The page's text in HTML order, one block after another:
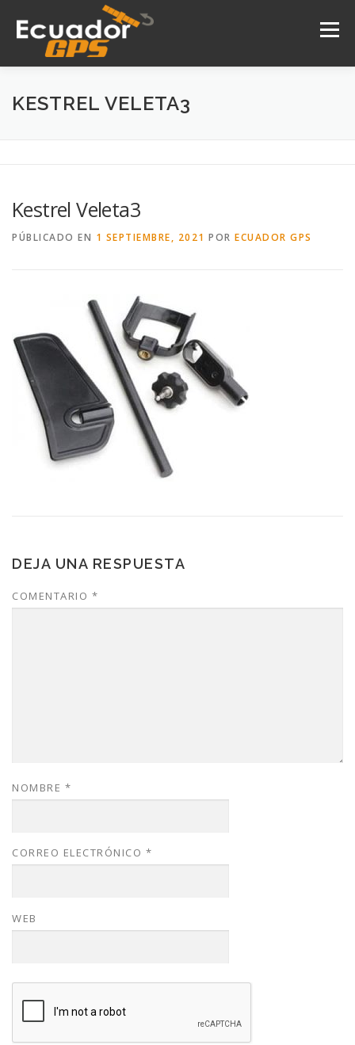
contenido
Menú
INICIO NOSOTROS
KESTREL VELETA3
Kestrel Veleta3
PÚBLICADO EN 1 SEPTIEMBRE, 2021 POR ECUADOR GPS
DEJA UNA RESPUESTA
COMENTARIO *
NOMBRE *
CORREO ELECTRÓNICO *
WEB